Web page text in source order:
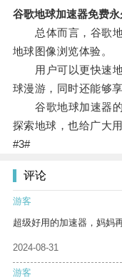
谷歌地球加速器免费永
总体而言，谷歌地
地球图像浏览体验。
用户可以更快速地
球漫游，同时还能够
谷歌地球加速器的
探索地球，也给广大
#3#
评论
游客
超级好用的加速器，妈妈
2024-08-31
游客